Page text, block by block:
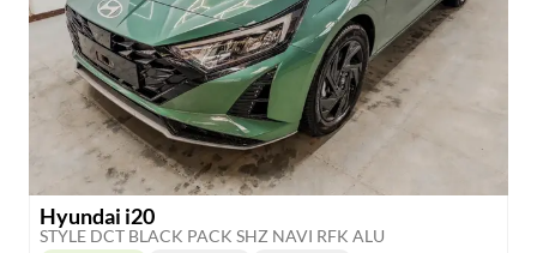
Hyundai i20
STYLE DCT BLACK PACK SHZ NAVI RFK ALU